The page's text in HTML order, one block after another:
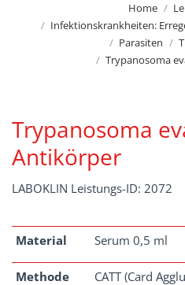
Home
Infektionskrankheiten:
Parasiten
Trypanosoma
Trypanosoma
Antikörper
LABOKLIN Leistungs-ID: 2072
Material Serum 0,5 ml
Methode CATT (Card